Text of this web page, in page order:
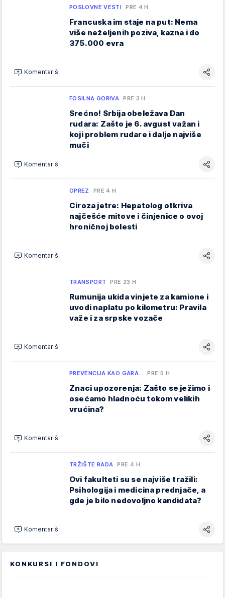
POSLOVNE VESTI PRE 4 H
Francuska im staje na put: Nema
više neželjenih poziva, kazna i do
375.000 evra
Komentariši
FOSILNA GORIVA PRE 3 H
Srećno! Srbija obeležava Dan
rudara: Zašto je 6. avgust važan i
koji problem rudare i dalje najviše
muči
Komentariši
OPREZ PRE 4 H
Ciroza jetre: Hepatolog otkriva
najčešće mitove i činjenice o ovoj
hroničnoj bolesti
Komentariši
TRANSPORT PRE 23 H
Rumunija ukida vinjete za kamione i
uvodi naplatu po kilometru: Pravila
važe i za srpske vozače
Komentariši
PREVENCIJA KAO GARA… PRE 5 H
Znaci upozorenja: Zašto se ježimo i
osećamo hladnoću tokom velikih
vrućina?
Komentariši
TRŽIŠTE RADA PRE 4 H
Ovi fakulteti su se najviše tražili:
Psihologija i medicina prednjače, a
gde je bilo nedovoljno kandidata?
Komentariši
KONKURSI I FONDOVI